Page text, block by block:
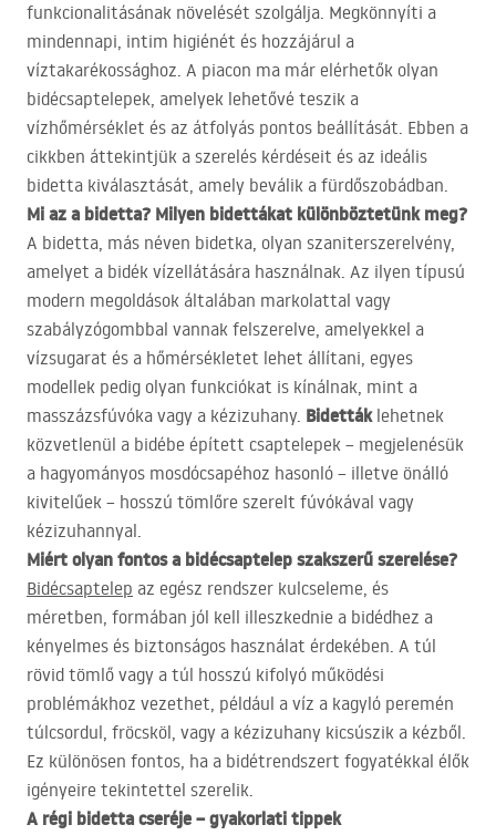
funkcionalitásának növelését szolgálja. Megkönnyíti a
mindennapi, intim higiénét és hozzájárul a
víztakarékossághoz. A piacon ma már elérhetők olyan
bidécsaptelepek, amelyek lehetővé teszik a
vízhőmérséklet és az átfolyás pontos beállítását. Ebben a
cikkben áttekintjük a szerelés kérdéseit és az ideális
bidetta kiválasztását, amely beválik a fürdőszobádban.
Mi az a bidetta? Milyen bidettákat különböztetünk meg?
A bidetta, más néven bidetka, olyan szaniterszerelvény,
amelyet a bidék vízellátására használnak. Az ilyen típusú
modern megoldások általában markolattal vagy
szabályzógombbal vannak felszerelve, amelyekkel a
vízsugarat és a hőmérsékletet lehet állítani, egyes
modellek pedig olyan funkciókat is kínálnak, mint a
masszázsfúvóka vagy a kézizuhany. Bidettáklehetnek
közvetlenül a bidébe épített csaptelepek – megjelenésük
a hagyományos mosdócsapéhoz hasonló – illetve önálló
kivitelűek – hosszú tömlőre szerelt fúvókával vagy
kézizuhannyal.
Miért olyan fontos a bidécsaptelep szakszerű szerelése?
Bidécsaptelep az egész rendszer kulcseleme, és
méretben, formában jól kell illeszkednie a bidédhez a
kényelmes és biztonságos használat érdekében. A túl
rövid tömlő vagy a túl hosszú kifolyó működési
problémákhoz vezethet, például a víz a kagyló peremén
túlcsordul, fröcsköl, vagy a kézizuhany kicsúszik a kézből.
Ez különösen fontos, ha a bidétrendszert fogyatékkal élők
igényeire tekintettel szerelik.
A régi bidetta cseréje – gyakorlati tippek